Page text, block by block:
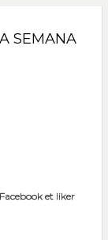
SEMANA
et liker